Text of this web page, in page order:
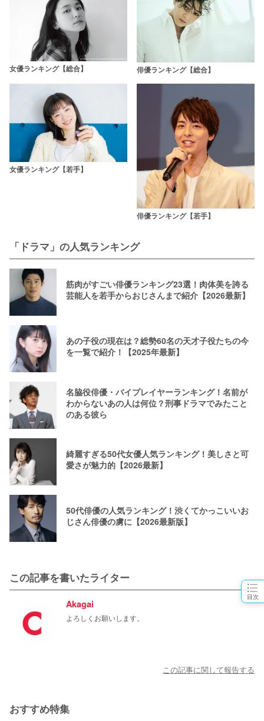
目次
女優ランキング【総合】 俳優ランキング【総合】
女優ランキング【若手】
俳優ランキング【若手】
「ドラマ」の人気ランキング
筋肉がすごい俳優ランキング23選！肉体美を誇る
芸能人を若手からおじさんまで紹介【2026最新】
あの子役の現在は？総勢60名の天才子役たちの今
を一覧で紹介！【2025年最新】
名脇役俳優・バイプレイヤーランキング！名前が
わからないあの人は何位？刑事ドラマでみたこと
のある彼ら
綺麗すぎる50代女優人気ランキング！美しさと可
愛さが魅力的【2026最新】
50代俳優の人気ランキング！渋くてかっこいいお
じさん俳優の虜に【2026最新版】
この記事を書いたライター
Akagai
よろしくお願いします。
この記事に関して報告する
おすすめ特集